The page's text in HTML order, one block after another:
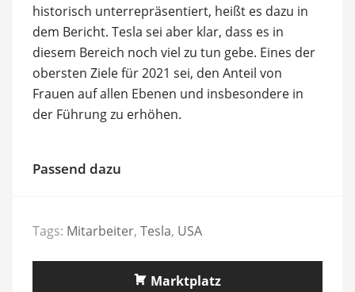
historisch unterrepräsentiert, heißt es dazu in
dem Bericht. Tesla sei aber klar, dass es in
diesem Bereich noch viel zu tun gebe. Eines der
obersten Ziele für 2021 sei, den Anteil von
Frauen auf allen Ebenen und insbesondere in
der Führung zu erhöhen.
Passend dazu
Tags: Mitarbeiter, Tesla, USA
Marktplatz